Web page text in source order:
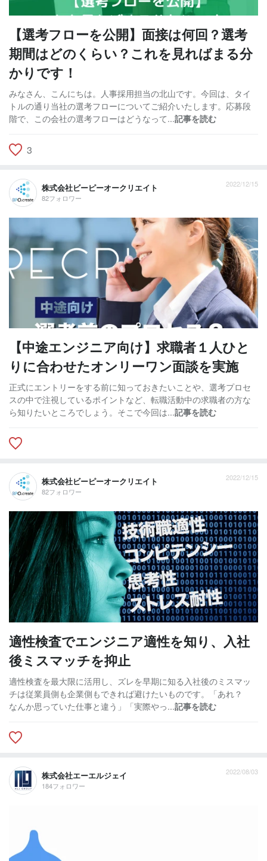
【選考フローを公開】面接は何回？選考
期間はどのくらい？これを見ればまる分
かりです！
みなさん、こんにちは。人事採用担当の北山です。今回は、タイ
トルの通り当社の選考フローについてご紹介いたします。応募段
階で、この会社の選考フローはどうなって...記事を読む
3
株式会社ビーピーオークリエイト
82フォロワー
2022/12/15
【中途エンジニア向け】求職者１人ひと
りに合わせたオンリーワン面談を実施
正式にエントリーをする前に知っておきたいことや、選考プロセ
スの中で注視しているポイントなど、転職活動中の求職者の方な
ら知りたいところでしょう。そこで今回は...記事を読む
株式会社ビーピーオークリエイト
82フォロワー
2022/12/15
適性検査でエンジニア適性を知り、入社
後ミスマッチを抑止
適性検査を最大限に活用し、ズレを早期に知る入社後のミスマッ
チは従業員側も企業側もできれば避けたいものです。「あれ？
なんか思っていた仕事と違う」「実際やっ...記事を読む
株式会社エーエルジェイ
184フォロワー
2022/08/03